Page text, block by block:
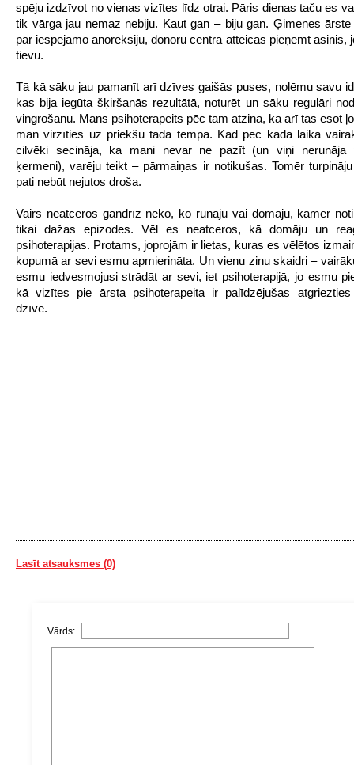
spēju izdzīvot no vienas vizītes līdz otrai. Pāris dienas taču es
tik vārga jau nemaz nebiju. Kaut gan – biju gan. Ģimenes
par iespējamo anoreksiju, donoru centrā atteicās pieņemt asinis,
tievu.
Tā kā sāku jau pamanīt arī dzīves gaišās puses, nolēmu savu
kas bija iegūta šķiršanās rezultātā, noturēt un sāku regulāri
vingrošanu. Mans psihoterapeits pēc tam atzina, ka arī tas esot
man virzīties uz priekšu tādā tempā. Kad pēc kāda laika
cilvēki secināja, ka mani nevar ne pazīt (un viņi nerunāja
ķermeni), varēju teikt – pārmaiņas ir notikušas. Tomēr
pati nebūt nejutos droša.
Vairs neatceros gandrīz neko, ko runāju vai domāju, kamēr
tikai dažas epizodes. Vēl es neatceros, kā domāju un
psihoterapijas. Protams, joprojām ir lietas, kuras es vēlētos
kopumā ar sevi esmu apmierināta. Un vienu zinu skaidri –
esmu iedvesmojusi strādāt ar sevi, iet psihoterapijā, jo esmu
kā vizītes pie ārsta psihoterapeita ir palīdzējušas atgriezties
dzīvē.
Lasīt atsauksmes (0)
Vārds: